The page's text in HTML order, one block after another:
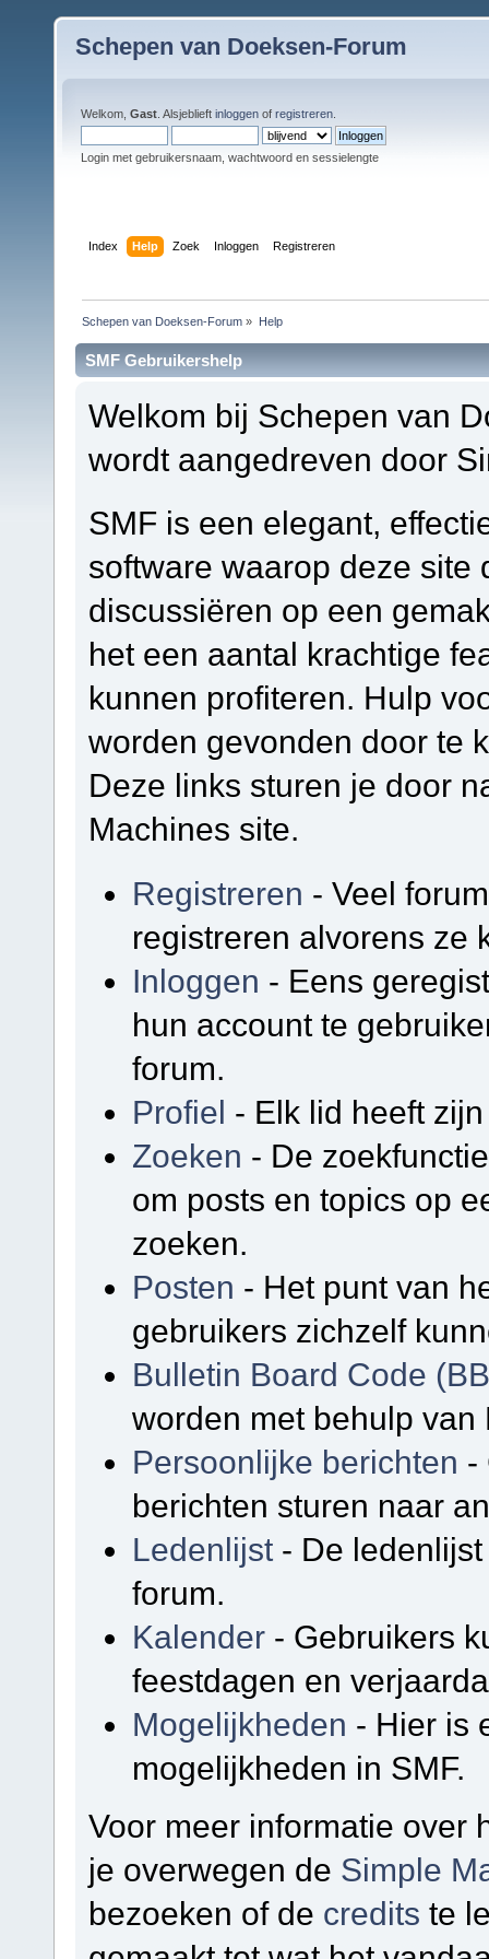
Schepen van Doeksen-Forum
Welkom, Gast . Alsjeblieft inloggen of registreren
Login met gebruikersnaam, wachtwoord en sessielengte
Index Help Zoek Inloggen Registreren
Schepen van Doeksen-Forum » Help
SMF Gebruikershelp
Welkom bij Schepen van
wordt aangedreven door
SMF is een elegant,
software waarop deze site
discussiëren op een
het een aantal krachtige
kunnen profiteren. Hulp
worden gevonden door te
Deze links sturen je door
Machines site.
Registreren - Veel
registreren alvorens ze
Inloggen - Eens
hun account te
forum.
Profiel - Elk lid heeft
Zoeken - De
om posts en topics op
zoeken.
Posten - Het punt van
gebruikers zichzelf
Bulletin Board Code
worden met behulp
Persoonlijke berichten -
berichten sturen naar
Ledenlijst - De
forum.
Kalender - Gebruikers
feestdagen en
Mogelijkheden - Hier is
mogelijkheden in SMF.
Voor meer informatie over
je overwegen de Simple
bezoeken of de credits te